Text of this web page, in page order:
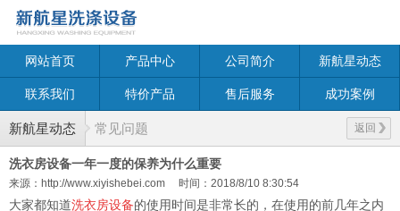
网站首页 产品中心 公司简介 新航星动态
联系我们 特价产品 售后服务 成功案例
新航星动态 返回
常见问题
洗衣房设备一年一度的保养为什么重要
来源：http://www.xiyishebei.com 时间：2018/8/10 8:30:54
大家都知道洗衣房设备的使用时间是非常长的，在使用的前几年之内